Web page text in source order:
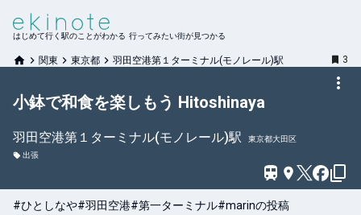
はじめて行く駅のことがわかる 行ってみたい街が見つかる
関東 東京都 羽田空港第１ターミナル(モノレール)駅 3
小鉢で和食を楽しもう Hitoshinaya
羽田空港第１ターミナル(モノレール)駅
東京都大田区
出張
#ひとしなや#羽田空港#第一ターミナル#marinの投稿